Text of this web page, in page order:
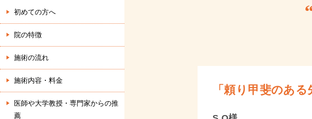
「頼り甲斐のあ
初めての方へ
院の特徴
施術の流れ
施術内容・料金
医師や大学教授・専門家からの推
薦